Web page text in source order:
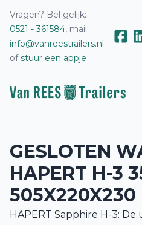
Vragen? Bel gelijk:
0521 - 361584, mail:
info@vanreestrailers.nl
ofstuur een appje
GESLOTEN
HAPERT H-3
505X220X230
HAPERT Sapphire H-3: De